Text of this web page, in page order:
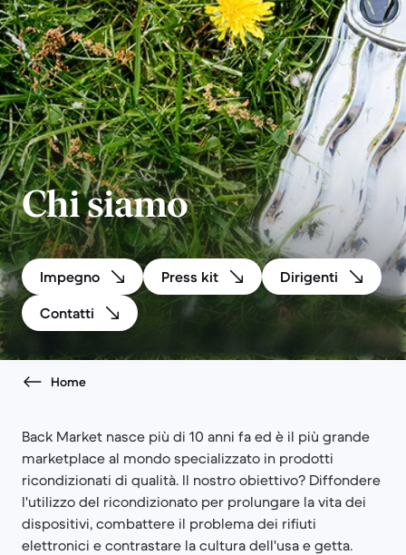
Chi siamo
Impegno Press kit
Dirigenti
Contatti
Home
Back Market nasce più di 10 anni fa ed è il più grande
marketplace al mondo specializzato in prodotti
ricondizionati di qualità. Il nostro obiettivo? Diffondere
l'utilizzo del ricondizionato per prolungare la vita dei
dispositivi, combattere il problema dei rifiuti
elettronici e contrastare la cultura dell'usa e getta.